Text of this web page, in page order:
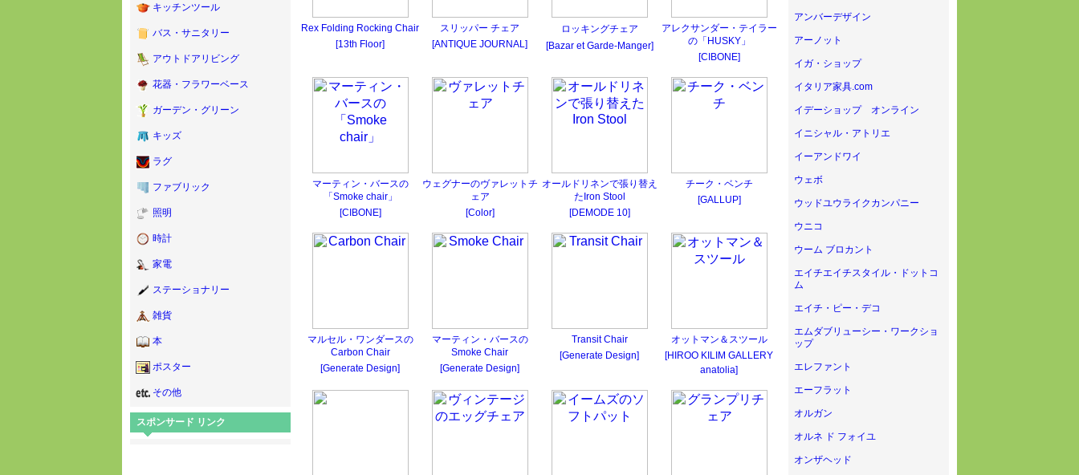
キッチンツール
バス・サニタリー
アウトドアリビング
花器・フラワーベース
ガーデン・グリーン
キッズ
ラグ
ファブリック
照明
時計
家電
ステーショナリー
雑貨
本
ポスター
その他
スポンサード リンク
Rex Folding Rocking Chair
[13th Floor]
スリッパー チェア
[ANTIQUE JOURNAL]
ロッキングチェア
[Bazar et Garde-Manger]
アレクサンダー・テイラー
の「HUSKY」
[CIBONE]
マーティン・バースの
「Smoke chair」
[CIBONE]
ウェグナーのヴァレットチ
ェア
[Color]
オールドリネンで張り替え
たIron Stool
[DEMODE 10]
チーク・ベンチ
[GALLUP]
マルセル・ワンダースの
Carbon Chair
[Generate Design]
マーティン・バースの
Smoke Chair
[Generate Design]
Transit Chair
[Generate Design]
オットマン＆スツール
[HIROO KILIM GALLERY
anatolia]
アンバーデザイン
アーノット
イガ・ショップ
イタリア家具.com
イデーショップ オンライン
イニシャル・アトリエ
イーアンドワイ
ウェボ
ウッドユウライクカンパニー
ウニコ
ウーム ブロカント
エイチエイチスタイル・ドットコ
ム
エイチ・ピー・デコ
エムダブリューシー・ワークショ
ップ
エレファント
エーフラット
オルガン
オルネ ド フォイユ
オンザヘッド